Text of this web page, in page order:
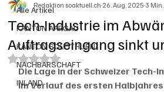
Alle Artikel
KANTON AARGAU
KANTON SOLOTHURN
NACHBARSCHAFT
INLAND
Tech-Industrie im
Auftragseingang sinkt
Redaktion soaktuell.ch26. Aug. 20253
Mit NaN von 5 Sternen bewertet.
Die Lage in der Schweizer Tech-
im Verlauf des ersten